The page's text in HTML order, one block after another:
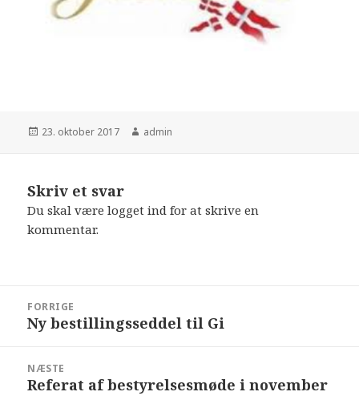
Udgivet
23. oktober 2017 Forfatter
admin
Skriv et svar
Du skal værelogget ind for at skrive en
kommentar.
FORRIGE
Forrige
Ny bestillingsseddel til Gi
NÆSTE
Næste
Referat af bestyrelsesmøde i november